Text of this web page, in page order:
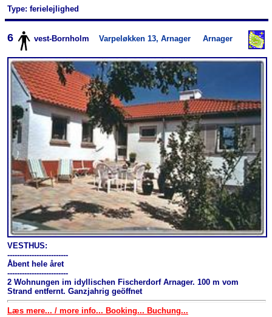
Type: ferielejlighed
6 vest-Bornholm Varpeløkken 13, Arnager Arnager
VESTHUS:
-------------------------
Åbent hele året
-------------------------
2 Wohnungen im idyllischen Fischerdorf Arnager. 100 m vom
Strand entfernt. Ganzjahrig geöffnet
Læs mere... / more info... Booking... Buchung...